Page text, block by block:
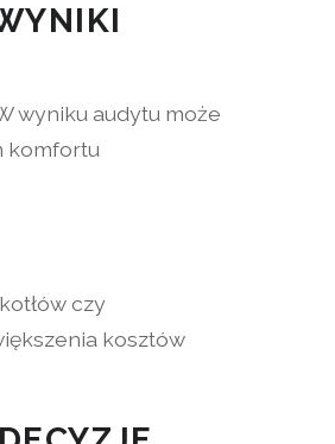
wyniku audytu może
komfortu
czy
kosztów